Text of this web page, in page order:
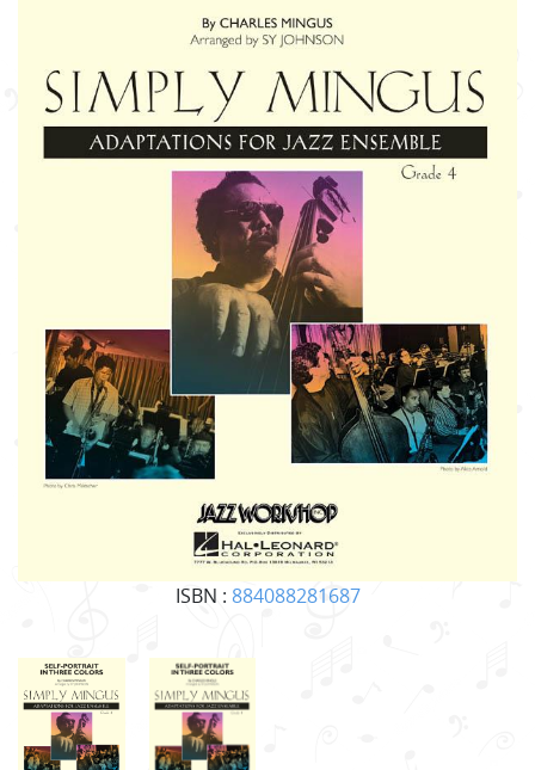
ISBN : 884088281687